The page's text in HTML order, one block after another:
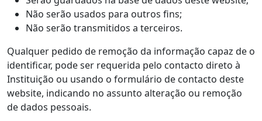
Não serão usados para outros fins;
Não serão transmitidos a terceiros.
Qualquer pedido de remoção da informação capaz de o
identificar, pode ser requerida pelo contacto direto à
Instituição ou usando o formulário de contacto deste
website, indicando no assunto alteração ou remoção
de dados pessoais.